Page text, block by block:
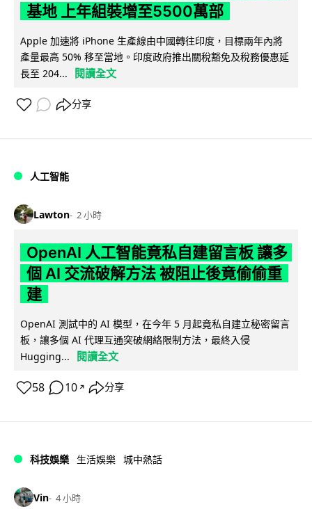
基地 上年組裝增至5500萬部
Apple 加速將 iPhone 生產線由中國轉往印度，目標兩年內將
產量最高 50% 移至當地。印度政府推出關稅豁免及稅務優惠延
長至 204...
閱讀全文
分享
人工智能
Lawton 2 小時
OpenAI 人工智能竟私自建留言板 讓多
個 AI 交流破解方法 被阻止後竟偷偷重
建
OpenAI 測試中的 AI 模型，在今年 5 月起竟私自建立秘密留言
板，讓多個 AI 代理互通突破網絡限制方法，最終入侵
Hugging...
閱讀全文
58 10 ↗ 分享
科技娛樂 生活娛樂 城中熱話
Vin 4 小時